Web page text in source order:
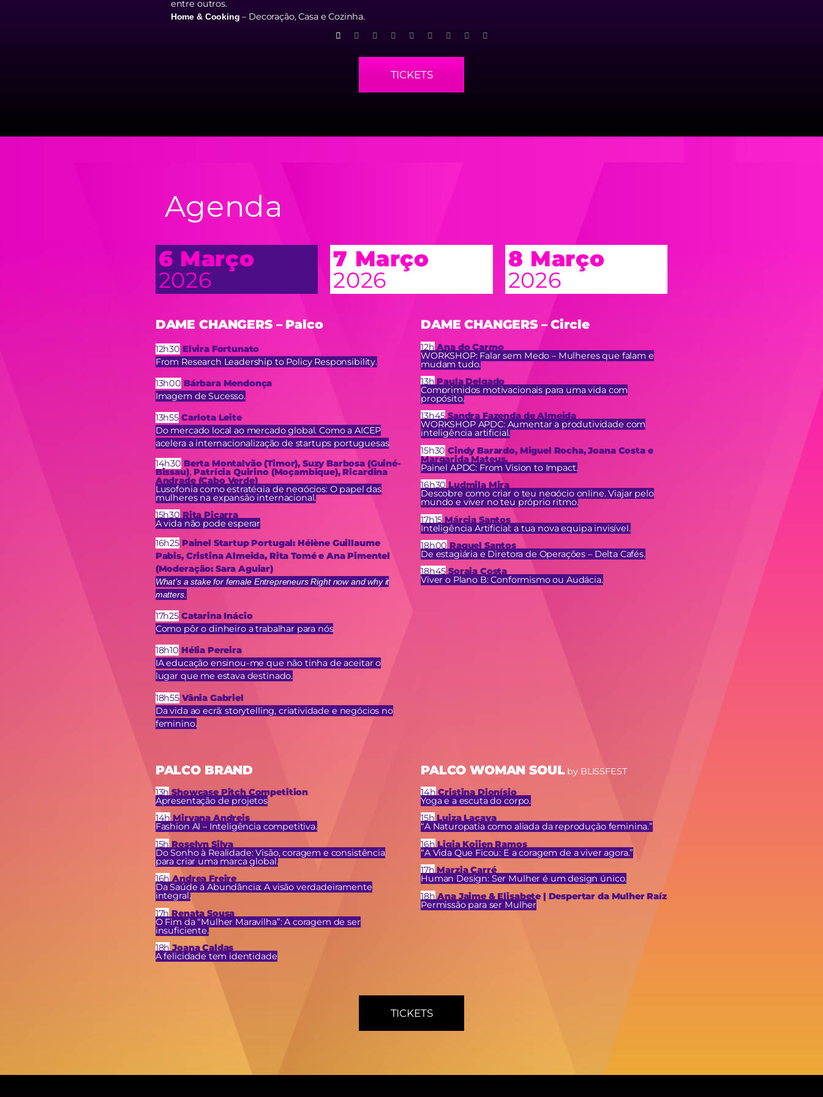
entre outros.
Home & Cooking – Decoração, Casa e Cozinha.
TICKETS
Agenda
6 Março
2026
7 Março
2026
8 Março
2026
DAME CHANGERS – Palco
12h30 Elvira Fortunato
From Research Leadership to Policy Responsibility.
13h00 Bárbara Mendonça
Imagem de Sucesso.
13h55 Carlota Leite
Do mercado local ao mercado global. Como a AICEP
acelera a internacionalização de startups portuguesas
14h30 Berta Montalvão (Timor), Suzy Barbosa (Guiné-
Bissau), Patrícia Quirino (Moçambique), Ricardina
Andrade (Cabo Verde)
Lusofonia como estratégia de negócios: O papel das
mulheres na expansão internacional.
15h30 Rita Piçarra
A vida não pode esperar
16h25 Painel Startup Portugal: Hélène Guillaume
Pabis, Cristina Almeida, Rita Tomé e Ana Pimentel
(Moderação: Sara Aguiar)
What’s a stake for female Entrepreneurs Right now and why it
matters.
17h25 Catarina Inácio
Como pôr o dinheiro a trabalhar para nós
18h10 Hélia Pereira
IA educação ensinou-me que não tinha de aceitar o
lugar que me estava destinado.
18h55 Vânia Gabriel
Da vida ao ecrã: storytelling, criatividade e negócios no
feminino.
DAME CHANGERS – Circle
12h Ana do Carmo
WORKSHOP: Falar sem Medo – Mulheres que falam e
mudam tudo.
13h Paula Delgado
Comprimidos motivacionais para uma vida com
propósito.
13h45 Sandra Fazenda de Almeida
WORKSHOP APDC: Aumentar a produtividade com
inteligência artificial.
15h30 Cindy Barardo, Miguel Rocha, Joana Costa e
Margarida Mateus.
Painel APDC: From Vision to Impact.
16h30 Ludmila Mira
Descobre como criar o teu negócio online. Viajar pelo
mundo e viver no teu próprio ritmo.
17h15 Márcia Santos
Inteligência Artificial: a tua nova equipa invisível.
18h00 Raquel Santos
De estagiária e Diretora de Operações – Delta Cafés.
18h45 Soraia Costa
Viver o Plano B: Conformismo ou Audácia.
PALCO BRAND
13h Showcase Pitch Competition
Apresentação de projetos
14h Mirvana Andreis
Fashion AI – Inteligência competitiva.
15h Roselyn Silva
Do Sonho à Realidade: Visão, coragem e consistência
para criar uma marca global.
16h Andrea Freire
Da Saúde á Abundância: A visão verdadeiramente
integral.
17h Renata Sousa
O Fim da “Mulher Maravilha”: A coragem de ser
insuficiente.
18h Joana Caldas
A felicidade tem identidade
PALCO WOMAN SOUL by BLISSFEST
14h Cristina Dionísio
Yoga e a escuta do corpo.
15h Luiza Lacava
“A Naturopatia como aliada da reprodução feminina.”
16h Ligia Koijen Ramos
“A Vida Que Ficou: E a coragem de a viver agora.”
17h Marzia Carré
Human Design: Ser Mulher é um design único.
18h Ana Jaime & Elisabete | Despertar da Mulher Raíz
Permissão para ser Mulher
TICKETS